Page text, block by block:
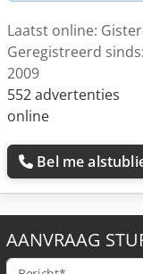
Laatst online:
Geregistreerd sinds:
2009
552 advertenties
online
Bel me
AANVRAAG